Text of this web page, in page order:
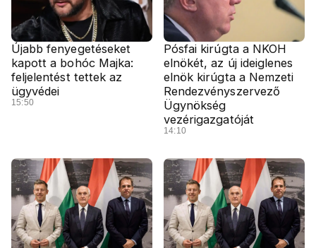
Újabb fenyegetéseket
kapott a bohóc Majka:
feljelentést tettek az
ügyvédei
15:50
Pósfai kirúgta a NKOH
elnökét, az új ideiglenes
elnök kirúgta a Nemzeti
Rendezvényszervező
Ügynökség
vezérigazgatóját
14:10